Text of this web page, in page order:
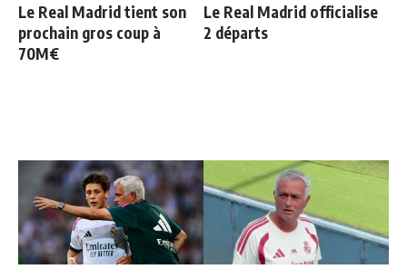
Le Real Madrid tient son
prochain gros coup à
70M€
Le Real Madrid officialise
2 départs